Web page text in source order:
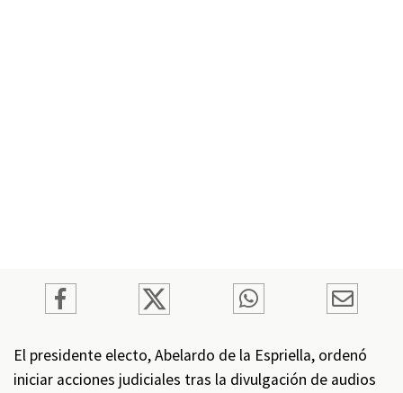
El presidente electo, Abelardo de la Espriella, ordenó
iniciar acciones judiciales tras la divulgación de audios